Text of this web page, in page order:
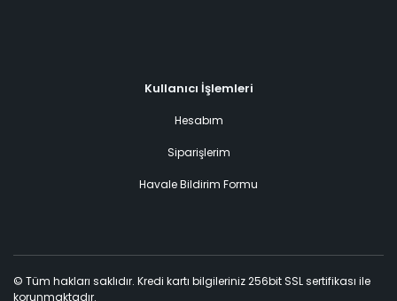
Kullanıcı İşlemleri
Hesabım
Siparişlerim
Havale Bildirim Formu
© Tüm hakları saklıdır. Kredi kartı bilgileriniz 256bit SSL sertifikası ile
korunmaktadır.